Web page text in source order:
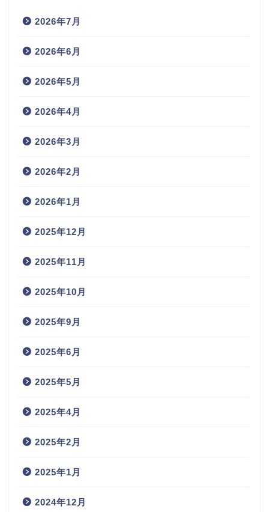
2026年7月
2026年6月
2026年5月
2026年4月
2026年3月
2026年2月
2026年1月
2025年12月
2025年11月
2025年10月
2025年9月
2025年6月
2025年5月
2025年4月
2025年2月
2025年1月
2024年12月